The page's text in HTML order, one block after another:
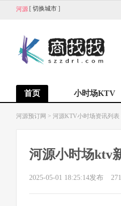
河源 [ 切换城市 ]
首页 小时场KTV
河源预订网 > 河源KTV小时场资讯列表
河源小时场ktv
2025-05-01 18:25:14发布 271